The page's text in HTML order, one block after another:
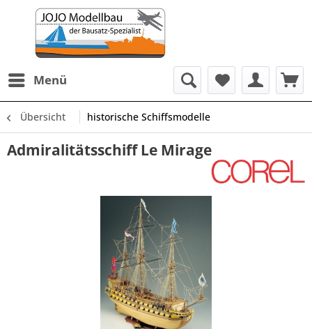
Menü
Übersicht historische Schiffsmodelle
Admiralitätsschiff Le Mirage